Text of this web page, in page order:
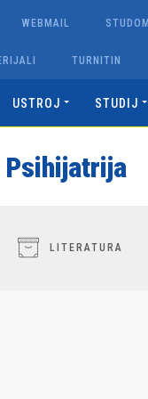
WEBMAIL
TURNITIN
USTROJ STUDIJ
Psihijatrija
LITERATURA